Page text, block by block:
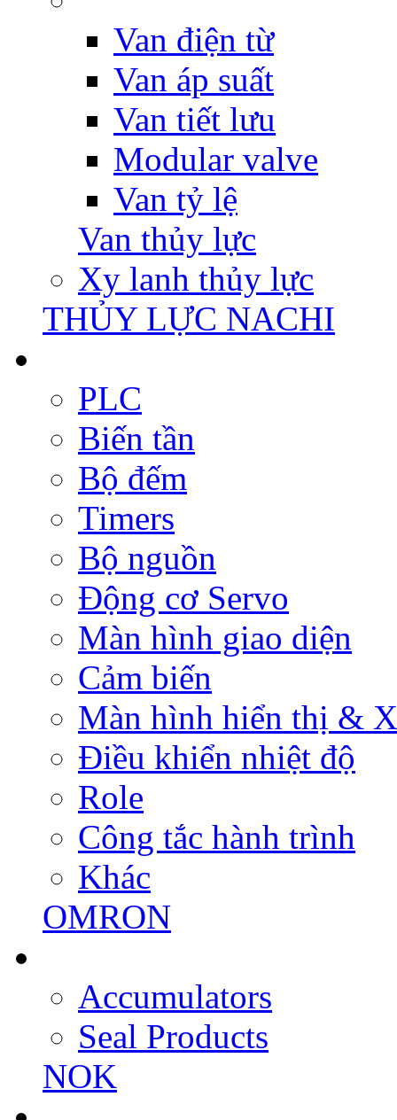
Van điện từ
Van áp suất
Van tiết lưu
Modular valve
Van tỷ lệ
Van thủy lực
Xy lanh thủy lực
THỦY LỰC NACHI
PLC
Biến tần
Bộ đếm
Timers
Bộ nguồn
Động cơ Servo
Màn hình giao diện
Cảm biến
Màn hình hiển thị &
Điều khiển nhiệt độ
Role
Công tắc hành trình
Khác
OMRON
Accumulators
Seal Products
NOK